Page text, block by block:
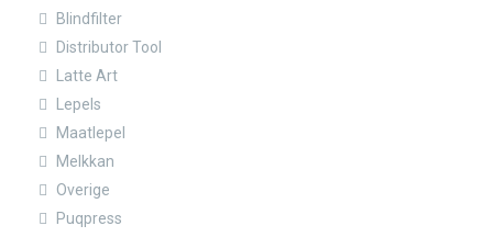
Blindfilter
Distributor Tool
Latte Art
Lepels
Maatlepel
Melkkan
Overige
Puqpress